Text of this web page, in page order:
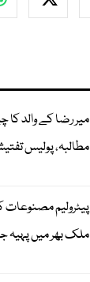
میر رضا کے والد
مطالبہ، پولیس
پیٹرولیم مصنوعات
ملک بھر میں پہیہ